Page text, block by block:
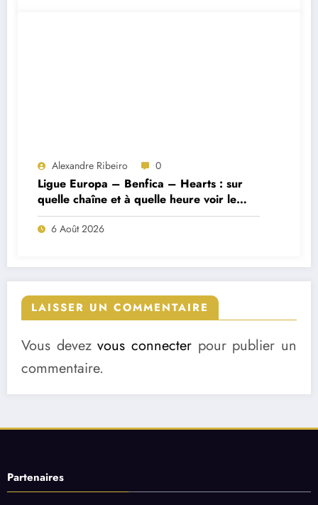
Alexandre Ribeiro 0
Ligue Europa – Benfica – Hearts : sur
quelle chaîne et à quelle heure voir le
match ?
6 Août 2026
LAISSER UN COMMENTAIRE
Vous devezvous connecter pour publier un
commentaire.
Partenaires